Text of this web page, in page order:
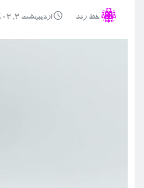
خط رند اردیبهشت ۳, ۱۴۰۳